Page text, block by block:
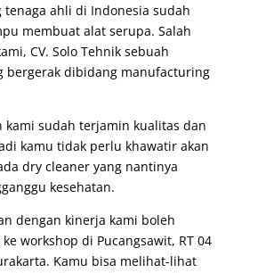
tenaga ahli di Indonesia sudah
membuat alat serupa. Salah
CV. Solo Tehnik sebuah
bergerak dibidang manufacturing
kami sudah terjamin kualitas dan
kamu tidak perlu khawatir akan
dry cleaner yang nantinya
kesehatan.
dengan kinerja kami boleh
workshop di Pucangsawit, RT 04
Kamu bisa melihat-lihat